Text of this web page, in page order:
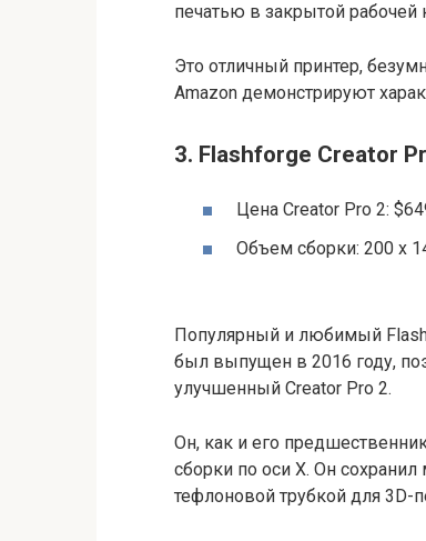
печатью в закрытой рабочей
Это отличный принтер,
Amazon демонстрируют
3. Flashforge Creator
Цена Creator Pro 2:
Объем сборки: 200 x
Популярный и любимый
был выпущен в 2016 году,
улучшенный Creator Pro 2.
Он, как и его
сборки по оси X. Он
тефлоновой трубкой для 3D-